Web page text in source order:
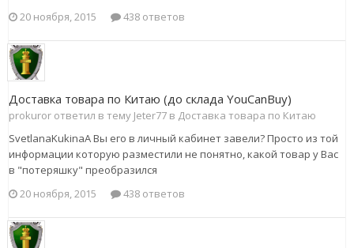
20 ноября, 2015
438 ответов
Доставка товара по Китаю (до склада YouCanBuy)
prokuror ответил в тему Jeter77 в Доставка товара по Китаю
SvetlanaKukinaА Вы его в личный кабинет завели? Просто из той
информации которую разместили не понятно, какой товар у Вас
в "потеряшку" преобразился
20 ноября, 2015
438 ответов